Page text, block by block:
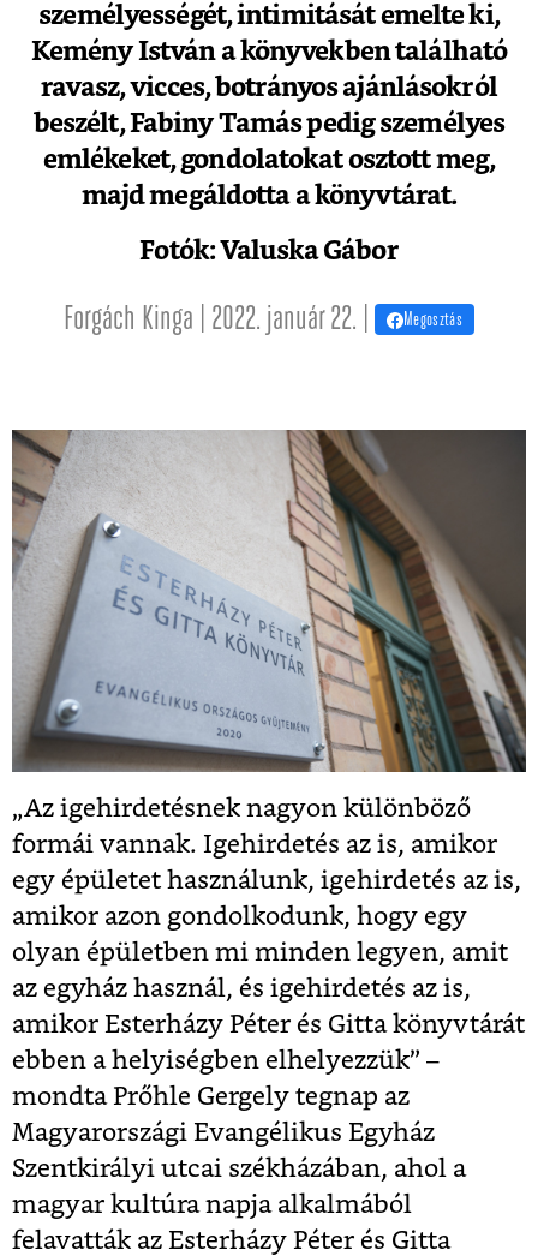
személyességét, intimitását emelte ki,
Kemény István a könyvekben található
ravasz, vicces, botrányos ajánlásokról
beszélt, Fabiny Tamás pedig személyes
emlékeket, gondolatokat osztott meg,
majd megáldotta a könyvtárat.
Fotók: Valuska Gábor
Forgách Kinga | 2022. január 22. | Megosztás
„Az igehirdetésnek nagyon különböző
formái vannak. Igehirdetés az is, amikor
egy épületet használunk, igehirdetés az is,
amikor azon gondolkodunk, hogy egy
olyan épületben mi minden legyen, amit
az egyház használ, és igehirdetés az is,
amikor Esterházy Péter és Gitta könyvtárát
ebben a helyiségben elhelyezzük” –
mondta Prőhle Gergely tegnap az
Magyarországi Evangélikus Egyház
Szentkirályi utcai székházában, ahol a
magyar kultúra napja alkalmából
felavatták az Esterházy Péter és Gitta